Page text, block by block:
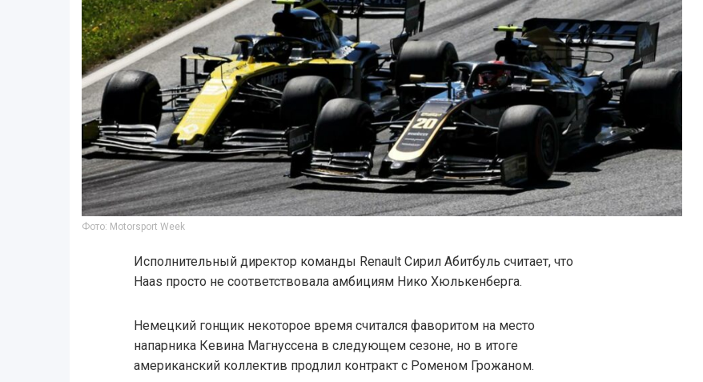
Фото: Motorsport Week
Исполнительный директор команды Renault Сирил Абитбуль считает, что
Haas просто не соответствовала амбициям Нико Хюлькенберга.
Немецкий гонщик некоторое время считался фаворитом на место
напарника Кевина Магнуссена в следующем сезоне, но в итоге
американский коллектив продлил контракт с Роменом Грожаном.